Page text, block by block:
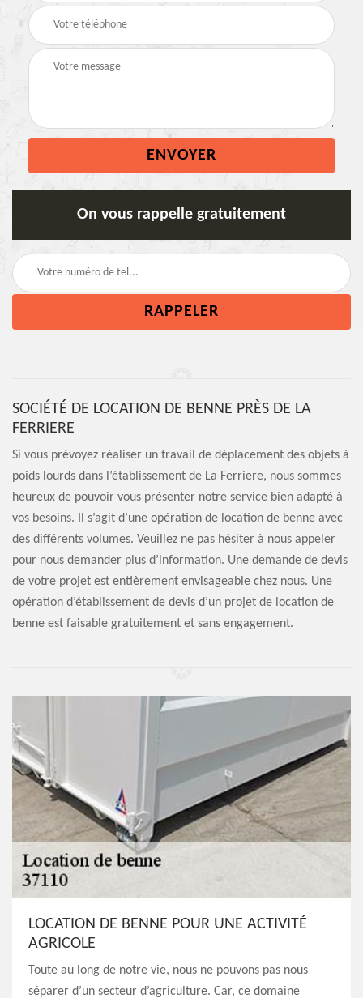
On vous rappelle gratuitement
SOCIÉTÉ DE LOCATION DE BENNE PRÈS DE LA
FERRIERE
Si vous prévoyez réaliser un travail de déplacement des objets à
poids lourds dans l’établissement de La Ferriere, nous sommes
heureux de pouvoir vous présenter notre service bien adapté à
vos besoins. Il s’agit d’une opération de location de benne avec
des différents volumes. Veuillez ne pas hésiter à nous appeler
pour nous demander plus d’information. Une demande de devis
de votre projet est entièrement envisageable chez nous. Une
opération d’établissement de devis d’un projet de location de
benne est faisable gratuitement et sans engagement.
LOCATION DE BENNE POUR UNE ACTIVITÉ
AGRICOLE
Toute au long de notre vie, nous ne pouvons pas nous
séparer d’un secteur d’agriculture. Car, ce domaine